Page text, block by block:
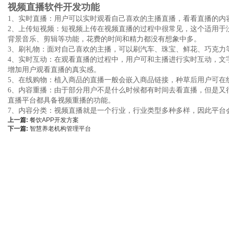
视频直播软件开发功能
1、实时直播：用户可以实时观看自己喜欢的主播直播，看看直播的
2、上传短视频：短视频上传在视频直播的过程中很常见，这个适用
背景音乐、剪辑等功能，花费的时间和精力都没有想象中多。
3、刷礼物：面对自己喜欢的主播，可以刷汽车、珠宝、鲜花、巧克
4、实时互动：在观看直播的过程中，用户可和主播进行实时互动，
增加用户观看直播的真实感。
5、在线购物：植入商品的直播一般会嵌入商品链接，种草后用户可
6、内容重播：由于部分用户不是什么时候都有时间去看直播，但是
直播平台都具备视频重播的功能。
7、内容分类：视频直播就是一个行业，行业类型多种多样，因此平
上一篇: 餐饮APP开发方案
下一篇: 智慧养老机构管理平台